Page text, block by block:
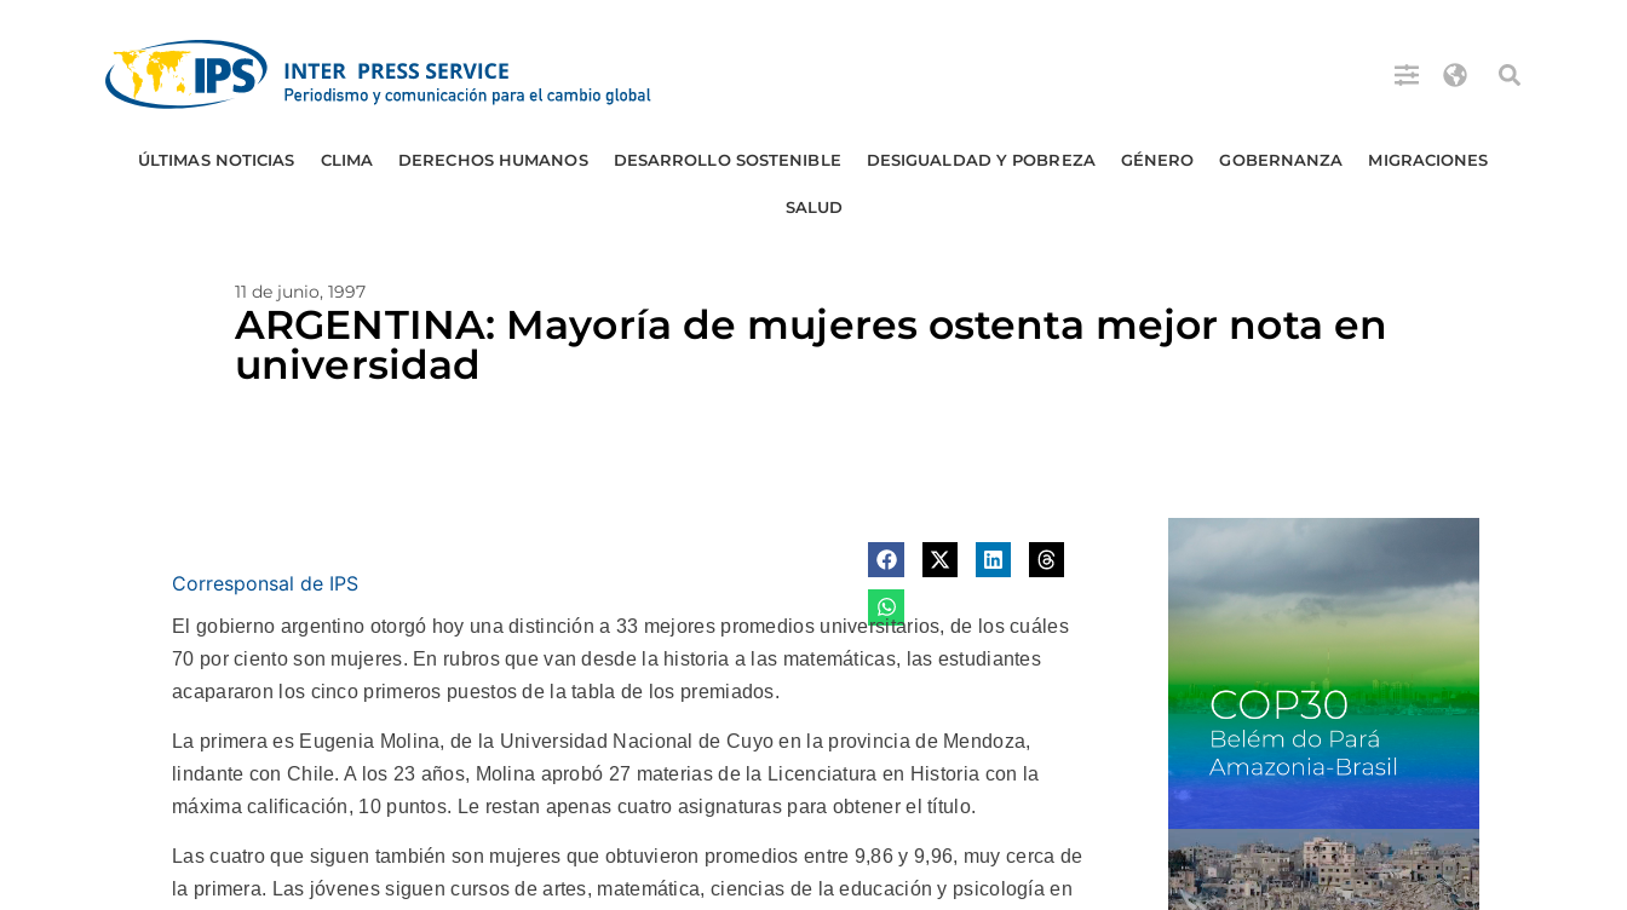
ÚLTIMAS NOTICIAS CLIMA DERECHOS HUMANOS DESARROLLO SOSTENIBLE DESIGUALDAD Y POBREZA GÉNERO GOBERNANZA MIGRACIONES
SALUD
11 de junio, 1997
ARGENTINA: Mayoría de mujeres ostenta mejor nota en
universidad
Corresponsal de IPS
El gobierno argentino otorgó hoy una distinción a 33 mejores promedios universitarios, de los cuáles
70 por ciento son mujeres. En rubros que van desde la historia a las matemáticas, las estudiantes
acapararon los cinco primeros puestos de la tabla de los premiados.
La primera es Eugenia Molina, de la Universidad Nacional de Cuyo en la provincia de Mendoza,
lindante con Chile. A los 23 años, Molina aprobó 27 materias de la Licenciatura en Historia con la
máxima calificación, 10 puntos. Le restan apenas cuatro asignaturas para obtener el título.
Las cuatro que siguen también son mujeres que obtuvieron promedios entre 9,86 y 9,96, muy cerca de
la primera. Las jóvenes siguen cursos de artes, matemática, ciencias de la educación y psicología en